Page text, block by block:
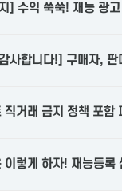
] 수익 쑥쑥! 재능 광
사합니다!] 구매자,
직거래 금지 정책 포함
이렇게 하자! 재능등